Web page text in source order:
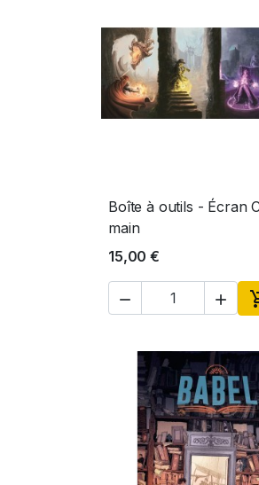
 Aperçu
Boîte à outils - Écran
main
15,00 €
 